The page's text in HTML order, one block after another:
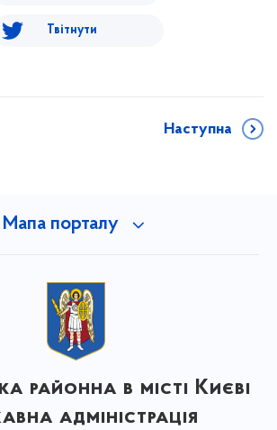
Твітнути
Наступна
Мапа порталу
районна в місті Києві
адміністрація